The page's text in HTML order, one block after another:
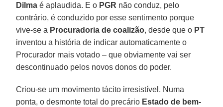
Dilma é aplaudida. E o PGR não conduz, pelo
contrário, é conduzido por esse sentimento porque
vive-se a Procuradoria de coalizão, desde que o PT
inventou a história de indicar automaticamente o
Procurador mais votado – que obviamente vai ser
descontinuado pelos novos donos do poder.
Criou-se um movimento tácito irresistível. Numa
ponta, o desmonte total do precário Estado de bem-